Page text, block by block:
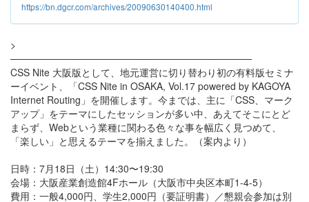
https://bn.dgcr.com/archives/20090630140400.html
>
───────────────────────────────────
CSS Nite 大阪版として、地元運営に切り替わり初の有料版セミナ
ーイベント、「CSS Nite in OSAKA, Vol.17 powered by KAGOYA
Internet Routing」を開催します。今までは、主に「CSS、マーク
アップ」をテーマにしたセッションが多い中、あえてそこにとど
まらず、Webという業種に関わる色々な事を幅広く見つめて、
「楽しい」と思えるテーマを揃えました。（案内より）
日時：7月18日（土）14:30〜19:30
会場：大阪産業創造館4Fホール（大阪市中央区本町1-4-5）
費用：一般4,000円、学生2,000円（要証明書）／懇親会参加は別